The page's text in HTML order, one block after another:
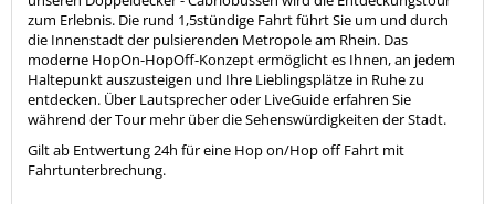
zum Erlebnis. Die rund 1,5stündige Fahrt führt Sie um und durch
die Innenstadt der pulsierenden Metropole am Rhein. Das
moderne HopOn-HopOff-Konzept ermöglicht es Ihnen, an jedem
Haltepunkt auszusteigen und Ihre Lieblingsplätze in Ruhe zu
entdecken. Über Lautsprecher oder LiveGuide erfahren Sie
während der Tour mehr über die Sehenswürdigkeiten der Stadt.
Gilt ab Entwertung 24h für eine Hop on/Hop off Fahrt mit
Fahrtunterbrechung.